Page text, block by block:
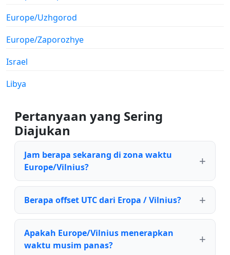
Europe/Uzhgorod
Europe/Zaporozhye
Israel
Libya
Pertanyaan yang Sering
Diajukan
Jam berapa sekarang di zona waktu
Europe/Vilnius?
Berapa offset UTC dari Eropa / Vilnius?
Apakah Europe/Vilnius menerapkan
waktu musim panas?